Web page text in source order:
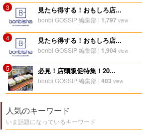
3 見たら得する！おもしろ店...
bonbi GOSSIP 編集部 | 1,797 view
4 見たら得する！おもしろ店...
bonbi GOSSIP 編集部 | 1,904 view
5 必見！店頭販促特集！20...
bonbi GOSSIP 編集部 | 403 view
人気のキーワード
いま話題になっているキーワード